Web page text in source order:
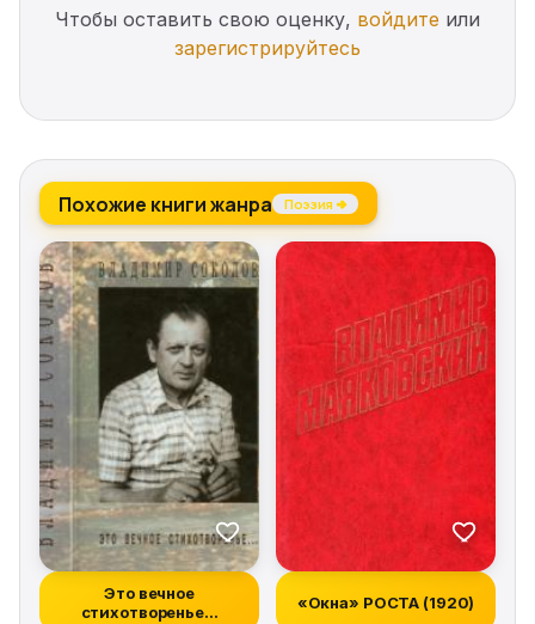
Чтобы оставить свою оценку, войдите или
зарегистрируйтесь
Похожие книги жанра Поэзия →
Это вечное
стихотворенье...
«Окна» РОСТА (1920)